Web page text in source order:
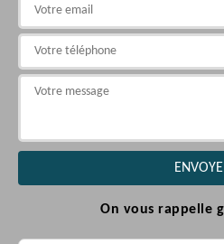
On vous rappelle